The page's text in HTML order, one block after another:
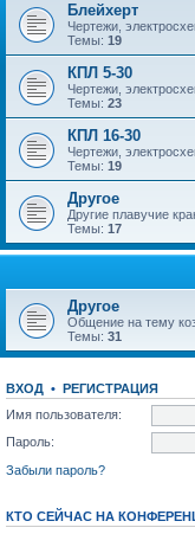
Блейхерт
Чертежи,
Темы: 19
КПЛ 5-30
Чертежи,
Темы: 23
КПЛ 16-30
Чертежи,
Темы: 19
Другое
Другие плавучие
Темы: 17
Другое
Общение на тему
Темы: 31
ВХОД • РЕГИСТРАЦИЯ
Имя пользователя:
Пароль:
Забыли пароль?
КТО СЕЙЧАС НА